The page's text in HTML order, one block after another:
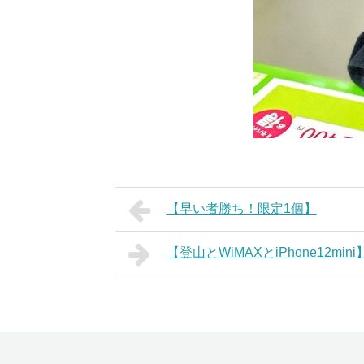
【早い者勝ち！限定1個】
【登山とWiMAXとiPhone12mini